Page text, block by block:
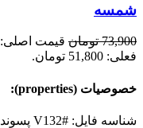
شمسه
73,900 تومان قیمت اصلی: 73,900 تومان بود.
فعلی: 51,800 تومان.
خصوصیات (properties):